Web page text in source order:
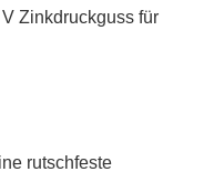
Zinkdruckguss für
rutschfeste